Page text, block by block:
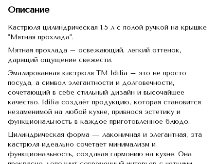
Описание
Кастрюля цилиндрическая 1,5 л с полой ручкой на крышке
"Мятная прохлада".
Мятная прохлада – освежающий, легкий оттенок,
дарящий ощущение свежести.
Эмалированная кастрюля TM Idilia – это не просто
посуда, а символ элегантности и долговечности,
сочетающий в себе стильный дизайн и высочайшее
качество. Idilia создаёт продукцию, которая становится
незаменимой на любой кухне, привнося эстетику и
функциональность в каждое приготовленное блюдо.
Цилиндрическая форма — лаконичная и элегантная, эта
кастрюля идеально сочетает минимализм и
функциональность, создавая гармонию на кухне. Она